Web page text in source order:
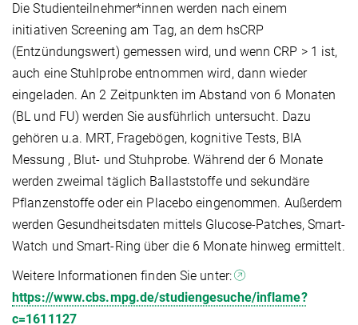
Die Studienteilnehmer*innen werden nach einem
initiativen Screening am Tag, an dem hsCRP
(Entzündungswert) gemessen wird, und wenn CRP > 1 ist,
auch eine Stuhlprobe entnommen wird, dann wieder
eingeladen. An 2 Zeitpunkten im Abstand von 6 Monaten
(BL und FU) werden Sie ausführlich untersucht. Dazu
gehören u.a. MRT, Fragebögen, kognitive Tests, BIA
Messung , Blut- und Stuhprobe. Während der 6 Monate
werden zweimal täglich Ballaststoffe und sekundäre
Pflanzenstoffe oder ein Placebo eingenommen. Außerdem
werden Gesundheitsdaten mittels Glucose-Patches, Smart-
Watch und Smart-Ring über die 6 Monate hinweg ermittelt.
Weitere Informationen finden Sie unter:
https://www.cbs.mpg.de/studiengesuche/inflame?
c=1611127